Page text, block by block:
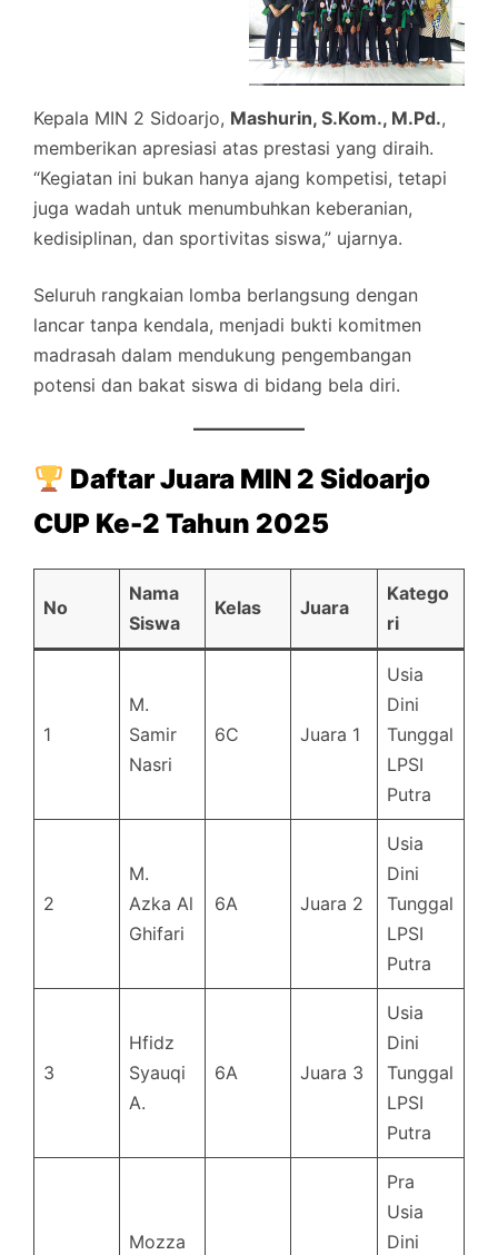
Kepala MIN 2 Sidoarjo, Mashurin, S.Kom., M.Pd.,
memberikan apresiasi atas prestasi yang diraih.
“Kegiatan ini bukan hanya ajang kompetisi, tetapi
juga wadah untuk menumbuhkan keberanian,
kedisiplinan, dan sportivitas siswa,” ujarnya.
Seluruh rangkaian lomba berlangsung dengan
lancar tanpa kendala, menjadi bukti komitmen
madrasah dalam mendukung pengembangan
potensi dan bakat siswa di bidang bela diri.
Daftar Juara MIN 2 Sidoarjo
CUP Ke-2 Tahun 2025
No
Nama
Siswa
Kelas Juara
Katego
ri
1
M.
Samir
Nasri
6C Juara 1
Usia
Dini
Tunggal
LPSI
Putra
2
M.
Azka Al
Ghifari
6A Juara 2
Usia
Dini
Tunggal
LPSI
Putra
3
Hfidz
Syauqi
A.
6A Juara 3
Usia
Dini
Tunggal
LPSI
Putra
Mozza
Pra
Usia
Dini